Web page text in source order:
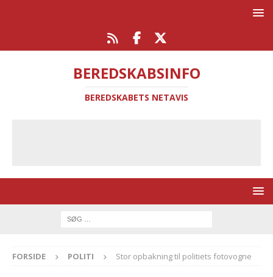
BEREDSKABSINFO
BEREDSKABETS NETAVIS
FORSIDE POLITI Stor opbakning til politiets fotovogne